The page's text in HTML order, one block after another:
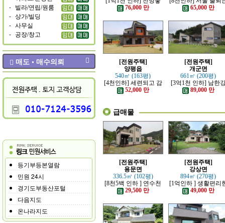
- 빌라/연립/원룸
- 상가/빌딩
- 사무실
- 공장/창고
매도 • 매수의뢰
등기부등본열람
민원 24시
경기도부동산포털
다음지도
온나라지도
고 력셔리한 단층 철콘
전원주택
76,000 만
가능한 잘 지은 고급
65,000 만
[전원주택]
양평읍
540㎡ (163평)
[4천인하] 세련되고 감
각적인 모던한 전원주
52,000 만
[전원주택]
개군면
661㎡ (200평)
[3억1천 인하] 남한
조망 좋은 모던한 고
전원주택
89,000 만
급매물
[전원주택]
용문면
336.5㎡ (102평)
[8천5백 인하 ] 연수천
가까운 튼튼하게 잘지
은 전원주택
29,500 만
[전원주택]
강상면
894㎡ (270평)
[1억인하 ] 생활편리
정남향의 관리 잘된
49,000 만